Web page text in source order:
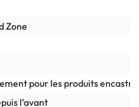
Zone
pour les produits
l’avant